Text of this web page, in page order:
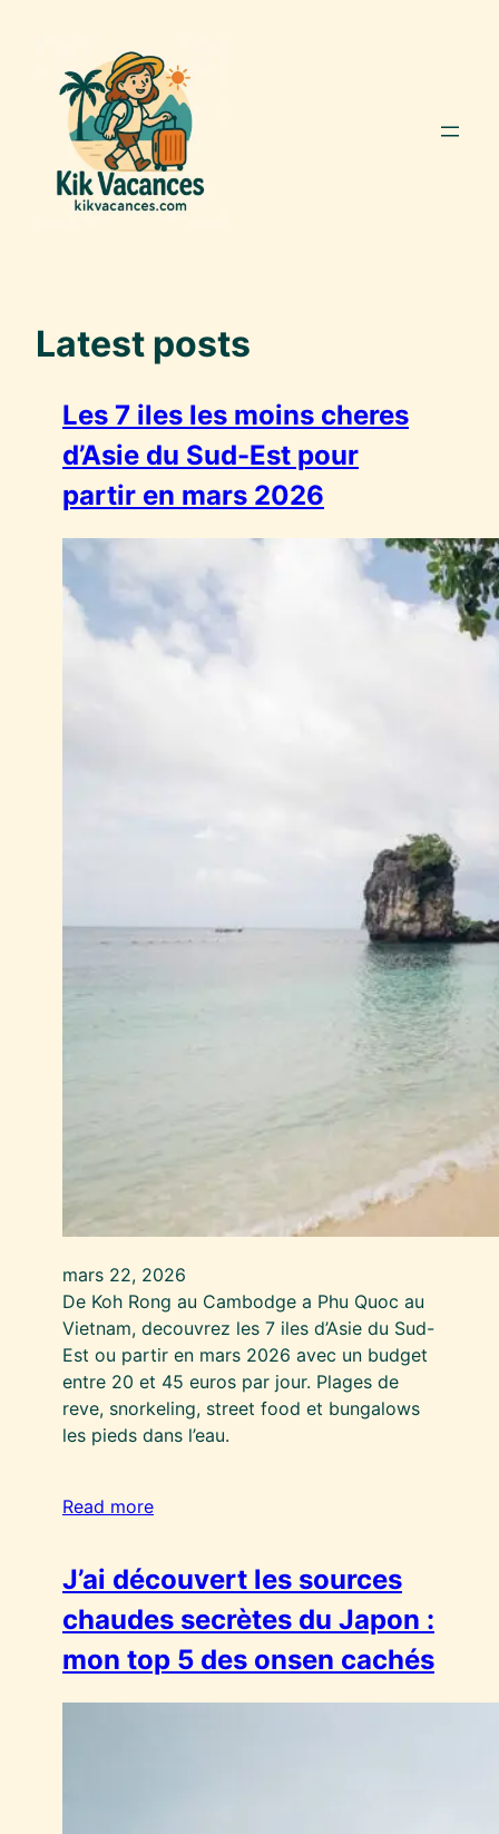
contenu
Latest posts
Les 7 iles les moins cheres
d’Asie du Sud-Est pour
partir en mars 2026
mars 22, 2026
De Koh Rong au Cambodge a Phu Quoc au
Vietnam, decouvrez les 7 iles d’Asie du Sud-
Est ou partir en mars 2026 avec un budget
entre 20 et 45 euros par jour. Plages de
reve, snorkeling, street food et bungalows
les pieds dans l’eau.
Read more
J’ai découvert les sources
chaudes secrètes du Japon :
mon top 5 des onsen cachés